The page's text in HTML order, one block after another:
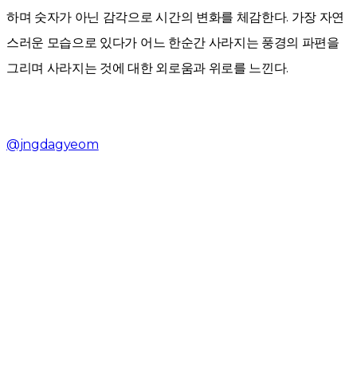
하며 숫자가 아닌 감각으로 시간의 변화를 체감한다. 가장 자연
스러운 모습으로 있다가 어느 한순간 사라지는 풍경의 파편을
그리며 사라지는 것에 대한 외로움과 위로를 느낀다.
@jngdagyeom